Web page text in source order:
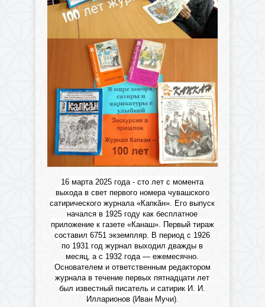
16 марта 2025 года - сто лет с момента
выхода в свет первого номера чувашского
сатирического журнала «Капкӑн». Его выпуск
начался в 1925 году как бесплатное
приложение к газете «Канаш». Первый тираж
составил 6751 экземпляр. В период с 1926
по 1931 год журнал выходил дважды в
месяц, а с 1932 года — ежемесячно.
Основателем и ответственным редактором
журнала в течение первых пятнадцати лет
был известный писатель и сатирик И. И.
Илларионов (Иван Мучи).